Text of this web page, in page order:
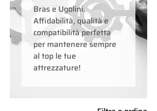
Bras e Ugolini.
Affidabilità, qualità e
compatibilità perfetta
per mantenere sempre
al top le tue
attrezzature!